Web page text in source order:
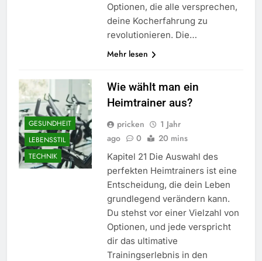
Optionen, die alle versprechen,
deine Kocherfahrung zu
revolutionieren. Die…
Mehr lesen
GESUNDHEIT
LEBENSSTIL
TECHNIK
Wie wählt man ein
Heimtrainer aus?
pricken
1 Jahr
ago
0 20 mins
Kapitel 21 Die Auswahl des
perfekten Heimtrainers ist eine
Entscheidung, die dein Leben
grundlegend verändern kann.
Du stehst vor einer Vielzahl von
Optionen, und jede verspricht
dir das ultimative
Trainingserlebnis in den